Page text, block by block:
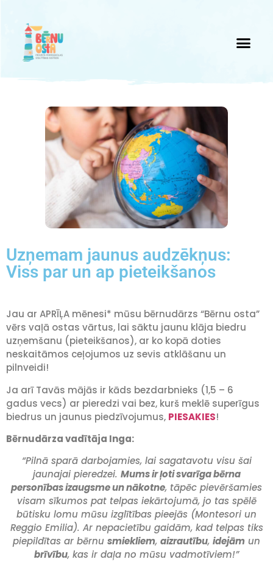
Uzņemam jaunus audzēkņus:
Viss par un ap pieteikšanos
Jau ar APRĪĻA mēnesi* mūsu bērnudārzs “Bērnu osta”
vērs vaļā ostas vārtus, lai sāktu jaunu klāja biedru
uzņemšanu (pieteikšanos), ar ko kopā doties
neskaitāmos ceļojumos uz sevis atklāšanu un
pilnveidi!
Ja arī Tavās mājās ir kāds bezdarbnieks (1,5 – 6
gadus vecs) ar pieredzi vai bez, kurš meklē superīgus
biedrus un jaunus piedzīvojumus, PIESAKIES!
Bērnudārza vadītāja Inga:
“Pilnā sparā darbojamies, lai sagatavotu visu šai
jaunajai pieredzei. Mums ir ļoti svarīga bērna
personības izaugsme un nākotne, tāpēc pievēršamies
visam sīkumos pat telpas iekārtojumā, jo tas spēlē
būtisku lomu mūsu izglītības pieejās (Montesori un
Reggio Emilia). Ar nepacietību gaidām, kad telpas tiks
piepildītas ar bērnu smiekliem, aizrautību, idejām un
brīvību, kas ir daļa no mūsu vadmotīviem!”